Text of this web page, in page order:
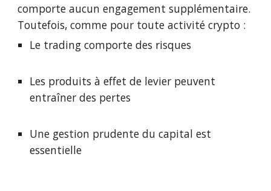
comporte aucun engagement supplémentaire.
Toutefois, comme pour toute activité crypto :
Le trading comporte des risques
Les produits à effet de levier peuvent
entraîner des pertes
Une gestion prudente du capital est
essentielle